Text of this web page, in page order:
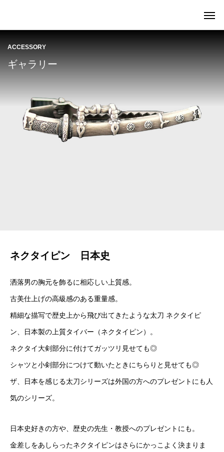
ACCESSORY
ギャラリー
ネクタイピン 日本史
洒落男の胸元を飾るに相応しい上質感。
古美仕上げの高級感のある重量感。
精細な描写で歴史上から飛び出てきたような太刀 ネクタイピ
ン、日本製の上質タイバー（ネクタイピン）。
ネクタイ大剣部分に付けてガッツリ見せても◎
シャツと小剣部分につけて動いたときにちらりと見せても◎
ザ、日本を感じる太刀シリーズは外国の方へのプレゼントにも人
気のシリーズ。
日本史好きの方や、歴史の先生・教授へのプレゼントにも。
金差しをあしらったネクタイピンはさらにかっこよく決まりま